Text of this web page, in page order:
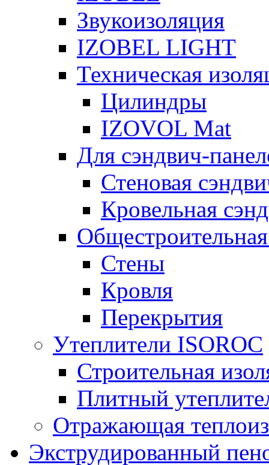
Звукоизоляция
IZOBEL LIGHT
Техническая
Цилиндры
IZOVOL Mat
Для сэндвич-
Стеновая
Кровельная
Стены
Кровля
Перекрытия
Утеплители ISOROC
Строительная
Плитный
Отражающая
Экструдированный